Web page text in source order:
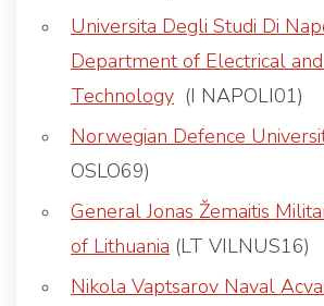
Universita Degli Studi Di
Department of Electrical
Technology (I NAPOLI01)
Norwegian Defence
OSLO69)
General Jonas Žemaitis
of Lithuania (LT VILNUS16)
Nikola Vaptsarov Naval